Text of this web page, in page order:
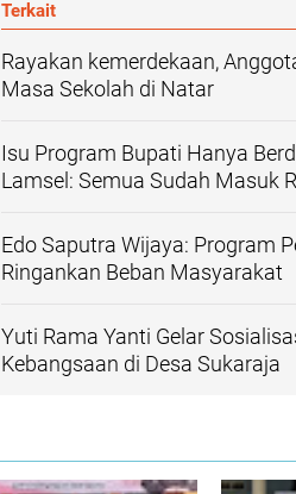
Terkait
Rayakan kemerdekaan,
Masa Sekolah di Natar
Isu Program Bupati Hanya
Lamsel: Semua Sudah Masuk
Edo Saputra Wijaya: Program
Ringankan Beban Masyarakat
Yuti Rama Yanti Gelar
Kebangsaan di Desa Sukaraja